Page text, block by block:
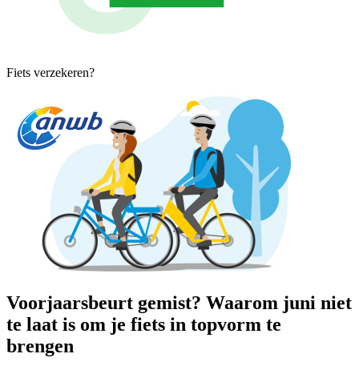
Fiets verzekeren?
Voorjaarsbeurt gemist? Waarom juni niet
te laat is om je fiets in topvorm te
brengen